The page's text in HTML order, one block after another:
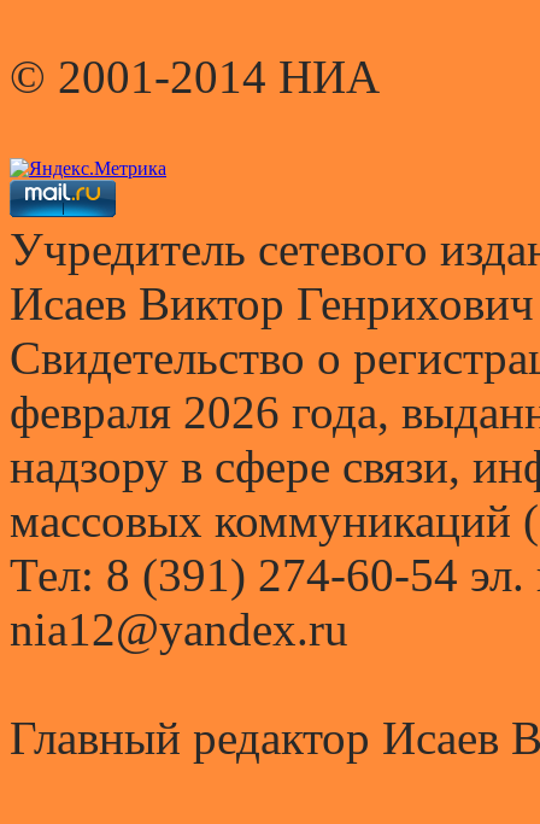
© 2001-2014 НИА
Учредитель сетевого
Исаев Виктор Генрихович
Свидетельство о
февраля 2026 года,
надзору в сфере связи,
массовых коммуникаций
Тел: 8 (391) 274-60-54 эл.
nia12@yandex.ru
Главный редактор Исаев